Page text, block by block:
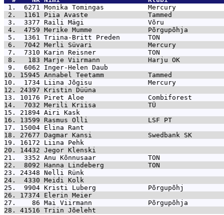
1.  6271 Monika Tomingas           Mercury
2.  1161 Piia Avaste               Tammed
3.  3377 Raili Mägi                Võru
4.  4759 Merike Mumme              Põrgupõhja
5.  1361 Triina-Britt Preden       TON
6.  7042 Merli Süvari              Mercury
7.  7310 Karin Reisner             TON
8.   183 Marje Viirmann            Harju OK
9.  6062 Inger-Helen Daub
10. 15945 Annabel Teetamm           Tammed
10.  1734 Liina Jõgisu              Mercury
12. 24397 Kristin Düüna
13. 10176 Piret Aloe                Combiforest
14.  7032 Merili Kriisa             TÜ
15. 21894 Airi Kask
16. 13599 Rasmus Olli               LSF PT
17. 15004 Elina Rant
18. 27677 Dagmar Kansi              Swedbank SK
19. 16172 Liina Pehk
20. 14432 Jegor Klenski
21.  3352 Anu Kõnnusaar             TON
22.  8092 Hanna Lindeberg           TON
23. 24348 Nelli Rünk
24.  4330 Meidi Kolk
25.  9904 Kristi Luberg             Põrgupõhj
26. 17374 Elerin Meier
27.    86 Mai Viirmann              Põrgupõhja
28. 41516 Triin Jõeleht